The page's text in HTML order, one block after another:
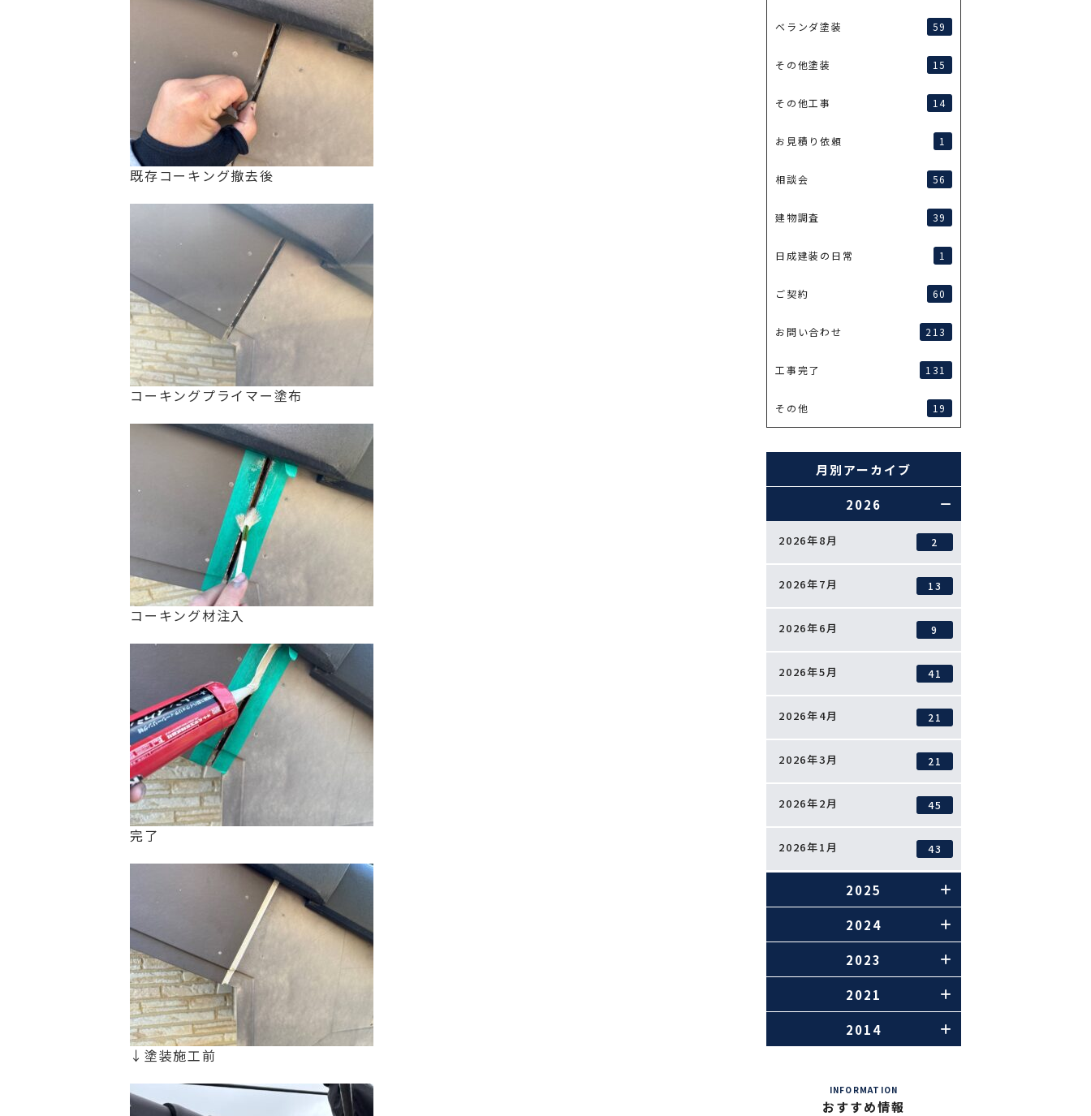
既存コーキング撤去後
コーキングプライマー塗布
コーキング材注入
完了
↓塗装施工前
ベランダ塗装 59
その他塗装 15
その他工事 14
お見積り依頼 1
相談会 56
建物調査 39
日成建装の日常 1
ご契約 60
お問い合わせ 213
工事完了 131
その他 19
月別アーカイブ
2026
2026年8月 2
2026年7月 13
2026年6月 9
2026年5月 41
2026年4月 21
2026年3月 21
2026年2月 45
2026年1月 43
2025
2024
2023
2021
2014
INFORMATION
おすすめ情報